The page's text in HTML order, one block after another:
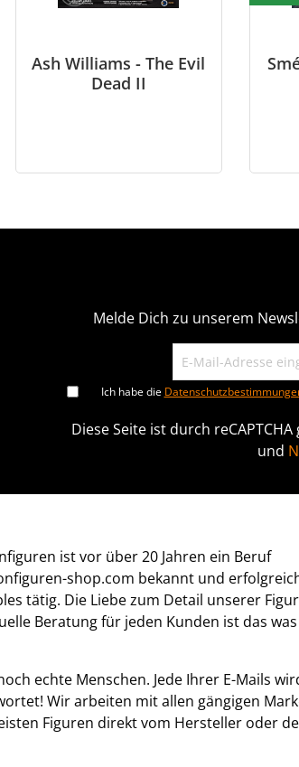
Ash Williams - The Evil
Dead II
Melde Dich zu unserem
Ich habe die
Diese Seite ist durch
und
ist vor über 20 Jahren ein Beruf
shop.com bekannt und
tätig. Die Liebe zum Detail unserer
Beratung für jeden Kunden ist das
echte Menschen. Jede Ihrer E-Mails
Wir arbeiten mit allen gängigen
Figuren direkt vom Hersteller oder